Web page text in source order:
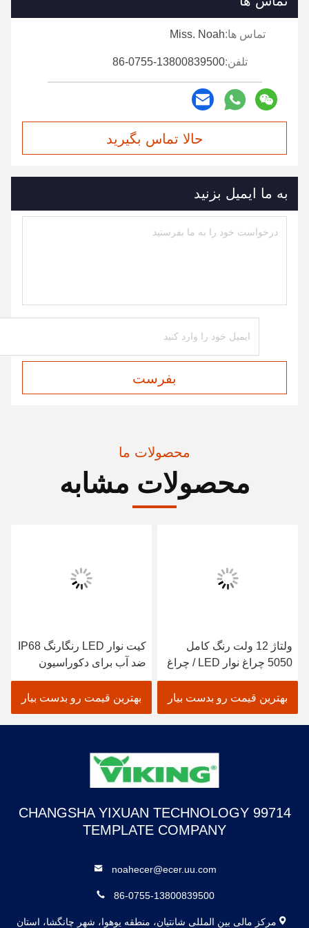
تماس ها:Miss. Noah
تلفن:86-0755-13800839500
حالا تماس بگیرید
به ما ایمیل بزنید
بفرست
محصولات ما
محصولات مشابه
ولتاژ 12 ولت رنگ کامل
5050 چراغ نوار LED / چراغ
نوار LED با درجه بندی ضد
آب IP65
بهترین قیمت رو بدست بیار
کیت نوار LED رنگارنگ IP68
ضد آب برای دکوراسیون
داخلی
بهترین قیمت رو بدست بیار
CHANGSHA YIXUAN TECHNOLOGY 99714
TEMPLATE COMPANY
noahecer@ecer.uu.com
86-0755-13800839500
مرکز مالی بین المللی شانتیان، منطقه یوهوا، شهر چانگشا، استان